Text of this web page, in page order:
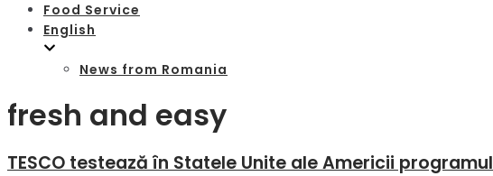
Food Service
English
News from Romania
fresh and easy
TESCO testează în Statele Unite ale Americii